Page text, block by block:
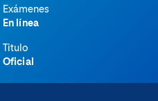
Exámenes
En línea
Titulo
Oficial